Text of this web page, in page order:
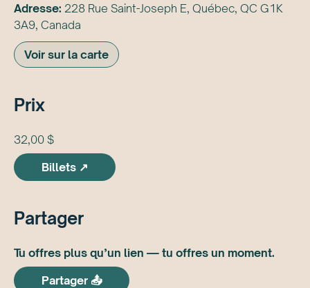
Adresse: 228 Rue Saint-Joseph E, Québec, QC G1K
3A9, Canada
Voir sur la carte
Prix
32,00 $
Billets ↗
Partager
Tu offres plus qu’un lien — tu offres un moment.
Partager 📤